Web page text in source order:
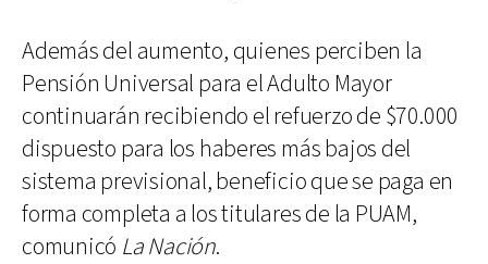
Además del aumento, quienes perciben la
Pensión Universal para el Adulto Mayor
continuarán recibiendo el refuerzo de $70.000
dispuesto para los haberes más bajos del
sistema previsional, beneficio que se paga en
forma completa a los titulares de la PUAM,
comunicó La Nación.